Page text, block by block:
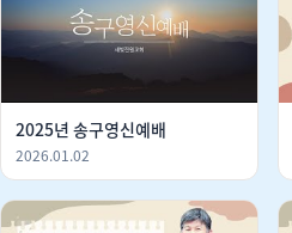
2025년 송구영신예배
2026.01.02